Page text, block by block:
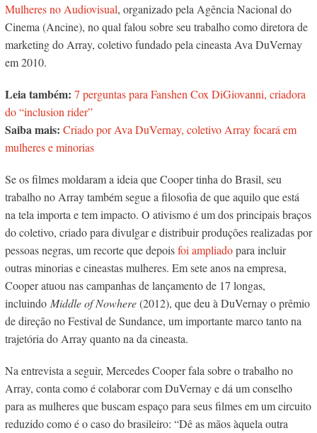
Mulheres no Audiovisual, organizado pela Agência Nacional do
Cinema (Ancine), no qual falou sobre seu trabalho como diretora de
marketing do Array, coletivo fundado pela cineasta Ava DuVernay
em 2010.
Leia também: 7 perguntas para Fanshen Cox DiGiovanni, criadora
do “inclusion rider”
Saiba mais: Criado por Ava DuVernay, coletivo Array focará em
mulheres e minorias
Se os filmes moldaram a ideia que Cooper tinha do Brasil, seu
trabalho no Array também segue a filosofia de que aquilo que está
na tela importa e tem impacto. O ativismo é um dos principais braços
do coletivo, criado para divulgar e distribuir produções realizadas por
pessoas negras, um recorte que depoisfoi ampliadopara incluir
outras minorias e cineastas mulheres. Em sete anos na empresa,
Cooper atuou nas campanhas de lançamento de 17 longas,
incluindo Middle of Nowhere(2012), que deu à DuVernay o prêmio
de direção no Festival de Sundance, um importante marco tanto na
trajetória do Array quanto na da cineasta.
Na entrevista a seguir, Mercedes Cooper fala sobre o trabalho no
Array, conta como é colaborar com DuVernay e dá um conselho
para as mulheres que buscam espaço para seus filmes em um circuito
reduzido como é o caso do brasileiro: “Dê as mãos àquela outra